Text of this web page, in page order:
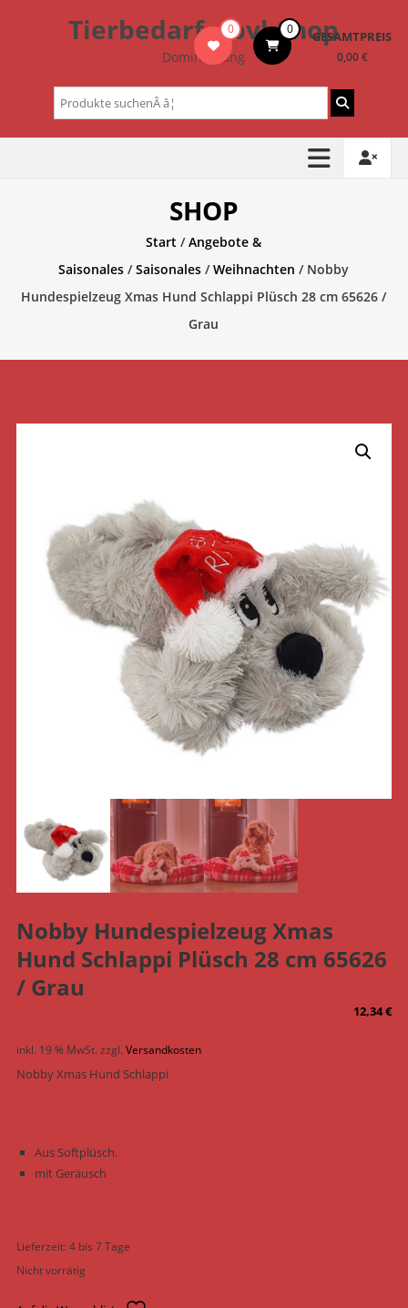
Tierbedarf – bvl-Shop
Dominik Lang
0 0 GESAMTPREIS
0,00 €
Suchen
nach:
SHOP
Start /Angebote &
Saisonales /Saisonales /Weihnachten / Nobby
Hundespielzeug Xmas Hund Schlappi Plüsch 28 cm 65626 /
Grau
Nobby Hundespielzeug Xmas
Hund Schlappi Plüsch 28 cm 65626
/ Grau
12,34€
inkl. 19 % MwSt.zzgl.Versandkosten
Nobby Xmas Hund Schlappi
Aus Softplüsch.
mit Geräusch
Lieferzeit:4 bis 7 Tage
Nicht vorrätig